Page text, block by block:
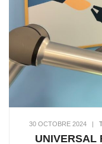
30 OCTOBRE 2024 |
UNIVERSAL